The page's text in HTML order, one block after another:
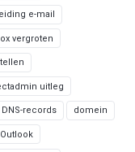
e-mail
vergroten
uitleg
DNS-records domein